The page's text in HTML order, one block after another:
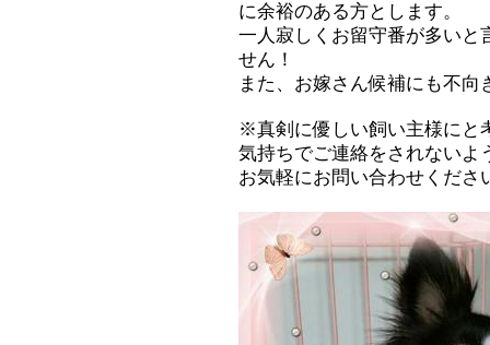
に余裕のある方とします。
一人寂しくお留守番が多いと
せん！
また、お嫁さん候補にも不向
※真剣に優しい飼い主様にと
気持ちでご連絡をされないよ
お気軽にお問い合わせくださ